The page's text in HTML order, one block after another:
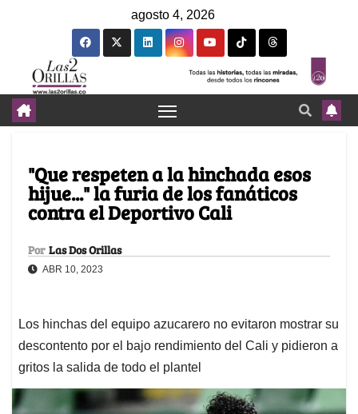
agosto 4, 2026
"Que respeten a la hinchada esos
hijue..." la furia de los fanáticos
contra el Deportivo Cali
Por Las Dos Orillas
ABR 10, 2023
Los hinchas del equipo azucarero no evitaron mostrar su
descontento por el bajo rendimiento del Cali y pidieron a
gritos la salida de todo el plantel